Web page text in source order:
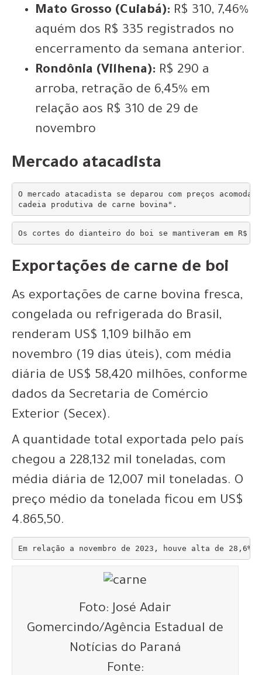
Mato Grosso (Cuiabá): R$ 310, 7,46%
aquém dos R$ 335 registrados no
encerramento da semana anterior.
Rondônia (Vilhena): R$ 290 a
arroba, retração de 6,45% em
relação aos R$ 310 de 29 de
novembro
Mercado atacadista
O mercado atacadista se deparou com preços
cadeia produtiva de carne bovina".
Os cortes do dianteiro do boi se mantiveram em R$
Exportações de carne de boi
As exportações de carne bovina fresca,
congelada ou refrigerada do Brasil,
renderam US$ 1,109 bilhão em
novembro (19 dias úteis), com média
diária de US$ 58,420 milhões, conforme
dados da Secretaria de Comércio
Exterior (Secex).
A quantidade total exportada pelo país
chegou a 228,132 mil toneladas, com
média diária de 12,007 mil toneladas. O
preço médio da tonelada ficou em US$
4.865,50.
Em relação a novembro de 2023, houve alta de
Foto: José Adair
Gomercindo/Agência Estadual de
Notícias do Paraná
Fonte: